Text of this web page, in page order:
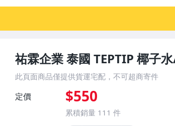
祐霖企業 泰國 TEPTIP 椰子
此頁面商品僅提供貨運宅配，不可超商寄件
定價 $550
累積銷量 111 件